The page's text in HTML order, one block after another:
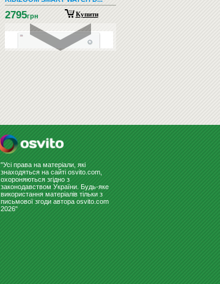
2795грн Купити
СКЛЯНА ДОШКА ДЛЯ МАРКЕРА
3056грн
"Усі права на матеріали, які
знаходяться на сайті osvito.com,
охороняються згідно з
законодавством України. Будь-яке
використання матеріалів тільки з
письмової згоди автора osvito.com
2026"